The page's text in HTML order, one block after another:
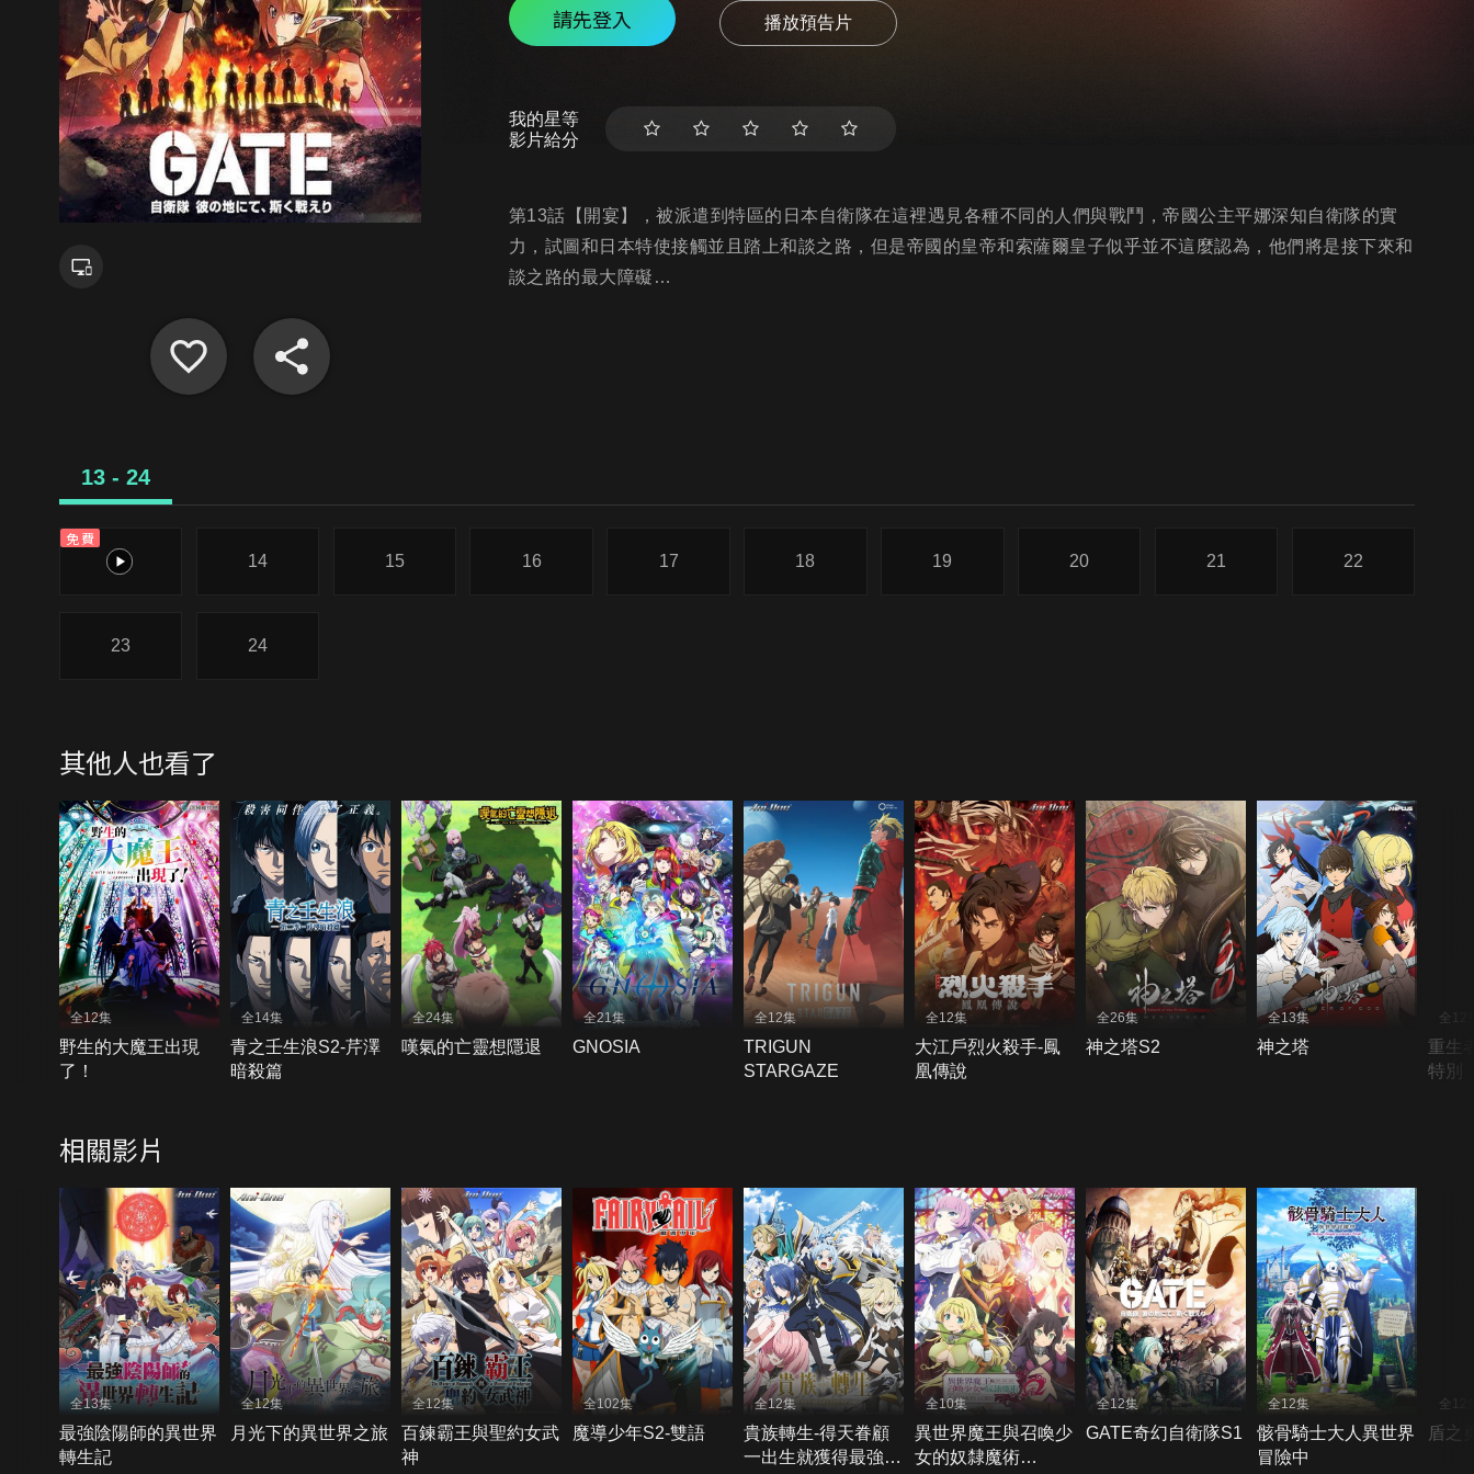
請先登入 播放預告片
我的星等
影片給分
第13話【開宴】，被派遣到特區的日本自衛隊在這裡遇見各種不同的人們與戰鬥，帝國公主平娜深知自衛隊的實
力，試圖和日本特使接觸並且踏上和談之路，但是帝國的皇帝和索薩爾皇子似乎並不這麼認為，他們將是接下來和
談之路的最大障礙…
13 - 24
免費
13
14 15 16 17 18 19 20 21 22
23 24
其他人也看了
全12集
野生的大魔王出現
了！
全14集
青之壬生浪S2-芹澤
暗殺篇
全24集
嘆氣的亡靈想隱退
全21集
GNOSIA
全12集
TRIGUN
STARGAZE
全12集
大江戶烈火殺手-鳳
凰傳說
全26集
神之塔S2
全13集
神之塔
全12
重生
特別
相關影片
全13集
最強陰陽師的異世界
轉生記
全12集
月光下的異世界之旅
全12集
百鍊霸王與聖約女武
神
全102集
魔導少年S2-雙語
全12集
貴族轉生-得天眷顧
一出生就獲得最強力
全10集
異世界魔王與召喚少
女的奴隸魔術
全12集
GATE奇幻自衛隊S1
全12集
骸骨騎士大人異世界
冒險中
全12
盾之